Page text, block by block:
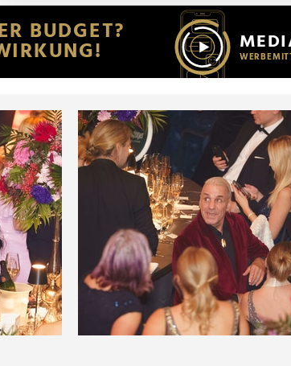
Website an unsere Partner für soziale Medien,
möglicherweise mit weiteren Daten zusammen,
der Dienste gesammelt haben.